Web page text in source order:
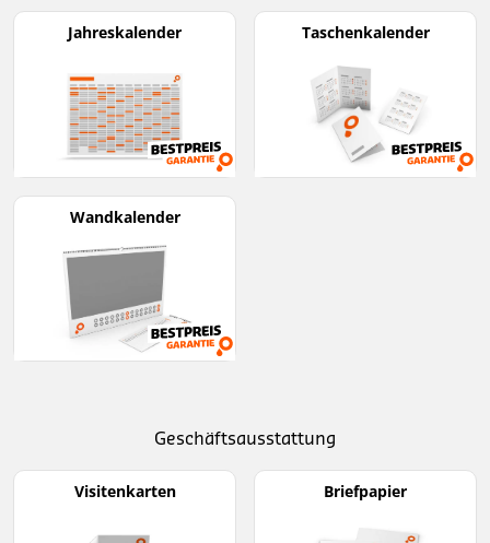
Jahreskalender Taschenkalender
Wandkalender
Geschäftsausstattung
Visitenkarten Briefpapier